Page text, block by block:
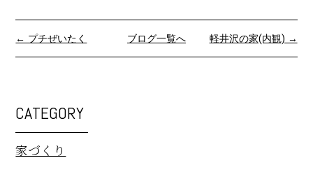
← プチぜいたく ブログ一覧へ 軽井沢の家(内観) →
CATEGORY
家づくり